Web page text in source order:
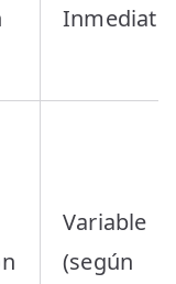
Inmediato
Variable
(según